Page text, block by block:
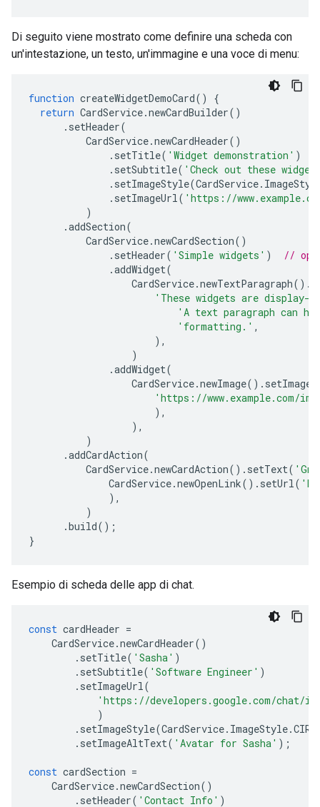
Di seguito viene mostrato come definire una scheda con
un'intestazione, un testo, un'immagine e una voce di menu:
function createWidgetDemoCard()
{
return CardService.newCardBuilder()
. setHeader(
CardService.newCardHeader()
. setTitle( 'Widget demonstration' )
. setSubtitle( 'Check out these
. setImageStyle(CardService.
. setImageUrl( 'https://
)
.addSection(
CardService.newCardSection()
. setHeader( 'Simple widgets' )
//
.addWidget(
CardService.newTextParagraph().
'These widgets are display-
'A text paragraph can
'formatting.' ,
),
)
.addWidget(
CardService.newImage().
'https://www.example.com/
),
),
)
.addCardAction(
CardService.newCardAction(). setText(
CardService.newOpenLink(). setUrl(
),
)
.build();
}
Esempio di scheda delle app di chat.
const cardHeader =
CardService.newCardHeader()
. setTitle( 'Sasha' )
. setSubtitle( 'Software Engineer' )
. setImageUrl(
'https://developers.google.com/chat/
)
. setImageStyle(CardService. ImageStyle.
. setImageAltText( 'Avatar for Sasha' );
const cardSection =
CardService.newCardSection()
. setHeader( 'Contact Info' )